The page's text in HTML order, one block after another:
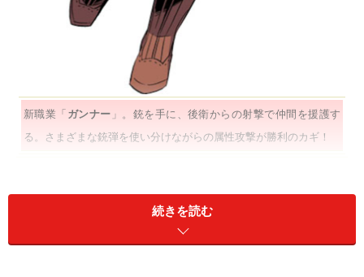
新職業「 ガンナー 」。銃を手に、後衛からの射撃で仲間を援護す
る。さまざまな銃弾を使い分けながらの属性攻撃が勝利のカギ！
」。はるか古の巫術の探求者。人体の仕組
続きを読む